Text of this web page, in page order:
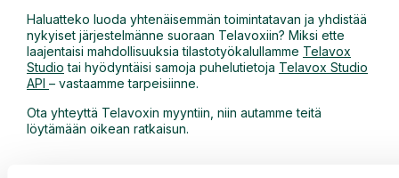
Haluatteko luoda yhtenäisemmän toimintatavan ja yhdistää
nykyiset järjestelmänne suoraan Telavoxiin? Miksi ette
laajentaisi mahdollisuuksia tilastotyökalullamme Telavox
Studio tai hyödyntäisi samoja puhelutietoja Telavox Studio
API – vastaamme tarpeisiinne.
Ota yhteyttä Telavoxin myyntiin, niin autamme teitä
löytämään oikean ratkaisun.